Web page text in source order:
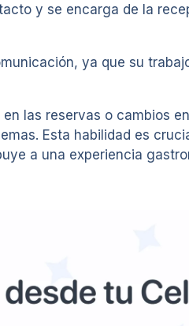
y se encarga de la
ya que su
las reservas o cambios
Esta habilidad es
a una experiencia